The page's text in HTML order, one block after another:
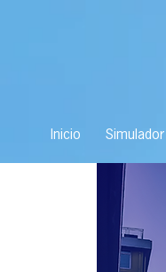
Inicio Simulador